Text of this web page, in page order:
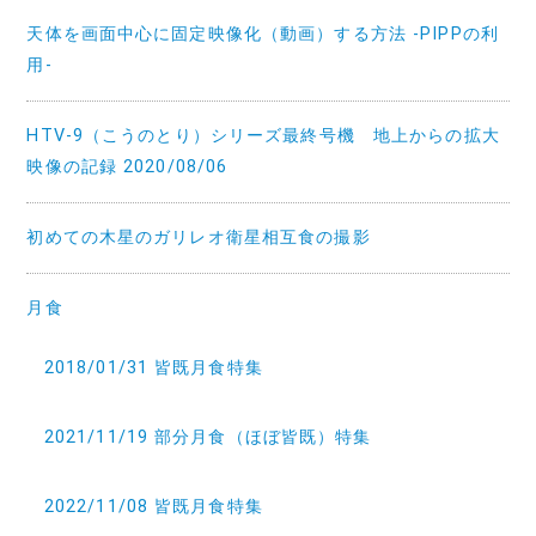
天体を画面中心に固定映像化（動画）する方法 -PIPPの利
用-
HTV-9（こうのとり）シリーズ最終号機 地上からの拡大
映像の記録 2020/08/06
初めての木星のガリレオ衛星相互食の撮影
月食
2018/01/31 皆既月食特集
2021/11/19 部分月食（ほぼ皆既）特集
2022/11/08 皆既月食特集